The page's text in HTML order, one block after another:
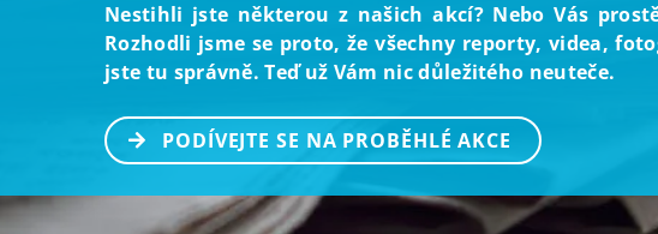
Nestihli jste některou z našich akcí? Nebo Vás
Rozhodli jsme se proto, že všechny reporty, videa,
jste tu správně. Teď už Vám nic důležitého neuteče.
PODÍVEJTE SE NA PROBĚHLÉ AKCE